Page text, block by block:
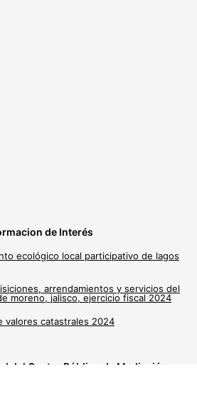
de Interés
ecológico local participativo de lagos
arrendamientos y servicios del
moreno, jalisco, ejercicio fiscal 2024
valores catastrales 2024
del Centro Público de Mediación